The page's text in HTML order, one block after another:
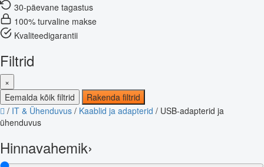
30-päevane tagastus
100% turvaline makse
Kvaliteedigarantii
Filtrid
×
Eemalda kõik filtrid
Rakenda filtrid
/ IT & Ühenduvus / Kaablid ja adapterid / USB-adapterid ja
ühenduvus
Hinnavahemik›